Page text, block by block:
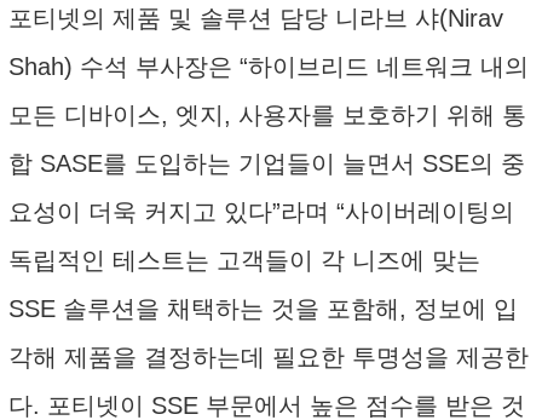
포티넷의 제품 및 솔루션 담당 니라브 샤(Nirav
Shah) 수석 부사장은 “하이브리드 네트워크 내의
모든 디바이스, 엣지, 사용자를 보호하기 위해 통
합 SASE를 도입하는 기업들이 늘면서 SSE의 중
요성이 더욱 커지고 있다”라며 “사이버레이팅의
독립적인 테스트는 고객들이 각 니즈에 맞는
SSE 솔루션을 채택하는 것을 포함해, 정보에 입
각해 제품을 결정하는데 필요한 투명성을 제공한
다. 포티넷이 SSE 부문에서 높은 점수를 받은 것